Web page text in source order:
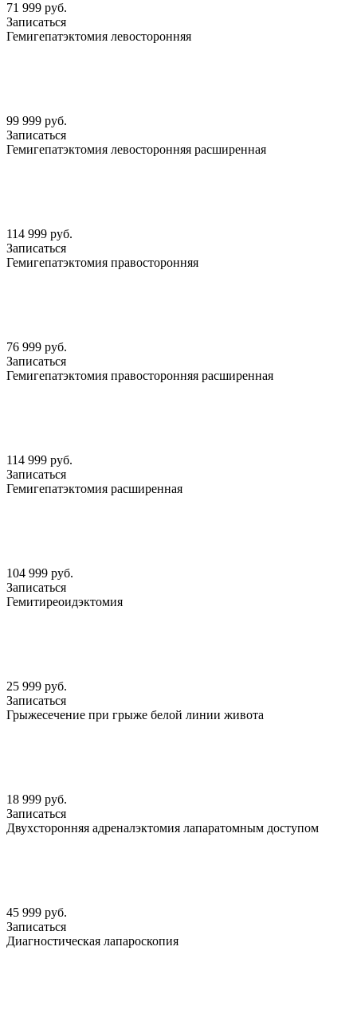
71 999 руб.
Записаться
Гемигепатэктомия левосторонняя
99 999 руб.
Записаться
Гемигепатэктомия левосторонняя расширенная
114 999 руб.
Записаться
Гемигепатэктомия правосторонняя
76 999 руб.
Записаться
Гемигепатэктомия правосторонняя расширенная
114 999 руб.
Записаться
Гемигепатэктомия расширенная
104 999 руб.
Записаться
Гемитиреоидэктомия
25 999 руб.
Записаться
Грыжесечение при грыже белой линии живота
18 999 руб.
Записаться
Двухсторонняя адреналэктомия лапаратомным доступом
45 999 руб.
Записаться
Диагностическая лапароскопия